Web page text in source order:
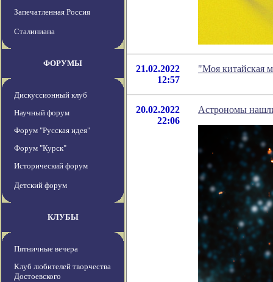
Запечатленная Россия
Сталиниана
ФОРУМЫ
Дискуссионный клуб
Научный форум
Форум "Русская идея"
Форум "Курск"
Исторический форум
Детский форум
КЛУБЫ
Пятничные вечера
Клуб любителей творчества
Достоевского
21.02.2022
12:57
"Моя китайская
20.02.2022
22:06
Астрономы